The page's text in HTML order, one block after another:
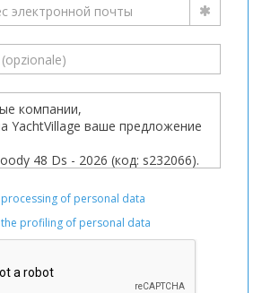
processing of personal data
the profiling of personal data